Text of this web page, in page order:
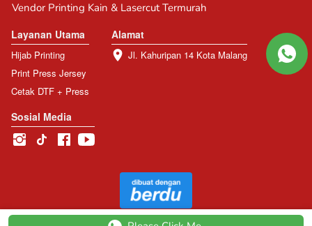
Vendor Printing Kain & Lasercut Termurah
Layanan Utama
Hijab Printing
Print Press Jersey
Cetak DTF + Press
Alamat
Jl. Kahuripan 14 Kota Malang
Sosial Media